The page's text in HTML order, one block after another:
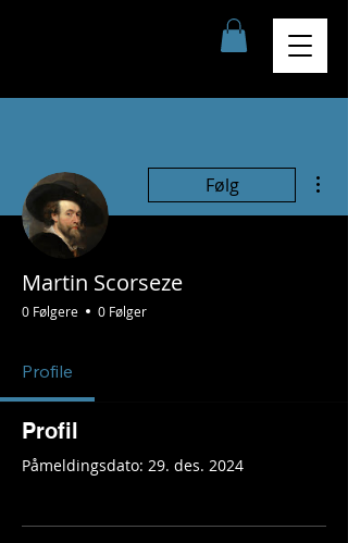
Følg
Martin Scorseze
0 Følgere 0 Følger
Profile
Profil
Påmeldingsdato: 29. des. 2024